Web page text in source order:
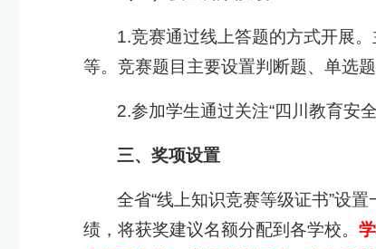
1.竞赛通过线上答题的方式开展
等。竞赛题目主要设置判断题、单选
2.参加学生通过关注“四川教育安
三、奖项设置
全省“线上知识竞赛等级证书”设
绩，将获奖建议名额分配到各学校。